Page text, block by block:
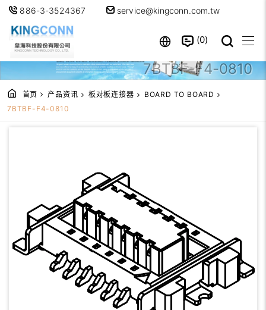
886-3-3524367 service@kingconn.com.tw
0
7BTBF-F4-0810
首页 产品资讯 板对板连接器
BOARD TO BOARD
7BTBF-F4-0810